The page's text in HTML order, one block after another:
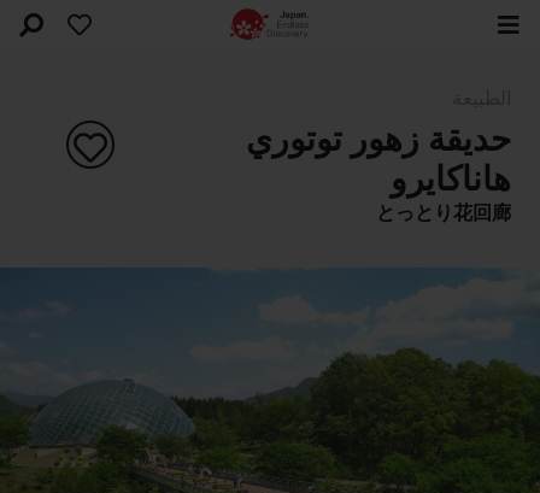
حديقة زهور توتوري
هاناكايرو
とっとり花回廊